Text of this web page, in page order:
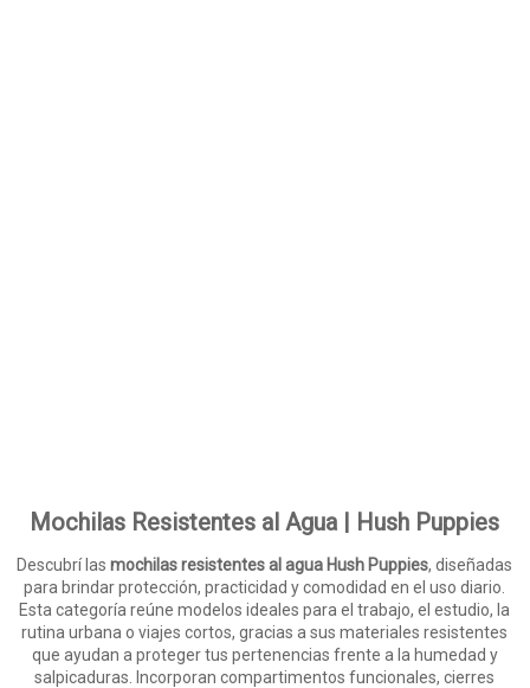
Mochilas Resistentes al Agua | Hush Puppies
Descubrí lasmochilas resistentes al agua Hush Puppies, diseñadas
para brindar protección, practicidad y comodidad en el uso diario.
Esta categoría reúne modelos ideales para el trabajo, el estudio, la
rutina urbana o viajes cortos, gracias a sus materiales resistentes
que ayudan a proteger tus pertenencias frente a la humedad y
salpicaduras. Incorporan compartimentos funcionales, cierres